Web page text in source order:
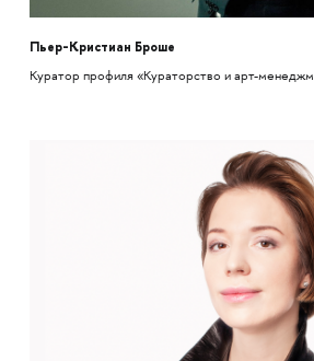
Пьер-Кристиан Броше
Куратор профиля «Кураторство и арт-